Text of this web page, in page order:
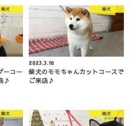
柴犬
ーコー
♪
柴犬
2023.3.10
柴犬のモモちゃんカットコースで
ご来店♪
柴犬 柴犬